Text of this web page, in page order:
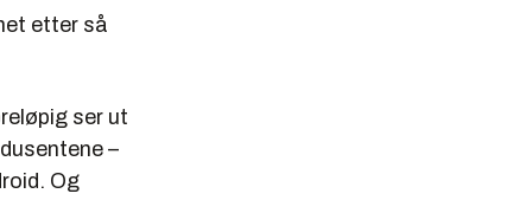
etter så
ser ut
–
Og